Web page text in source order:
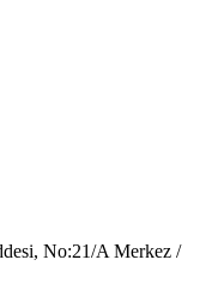
No:21/A Merkez /